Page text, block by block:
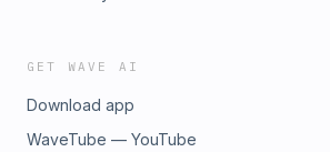
GET WAVE AI
Download app
WaveTube — YouTube